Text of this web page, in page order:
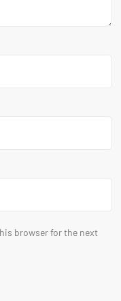
browser for the next